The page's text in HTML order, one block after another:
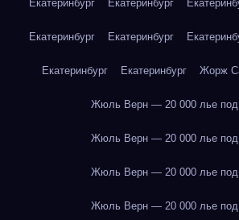
Екатеринбург Екатеринбург
Екатеринбург Екатеринбург
Екатеринбург Екатеринбург Жорж
Жюль Верн — 20 000 лье под
Жюль Верн — 20 000 лье под
Жюль Верн — 20 000 лье под
Жюль Верн — 20 000 лье под